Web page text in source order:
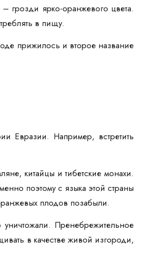
грозди ярко-оранжевого цвета.
в пищу.
прижилось и второе название
Евразии. Например, встретить
китайцы и тибетские монахи.
поэтому с языка этой страны
плодов позабыли.
Пренебрежительное
в качестве живой изгороди,